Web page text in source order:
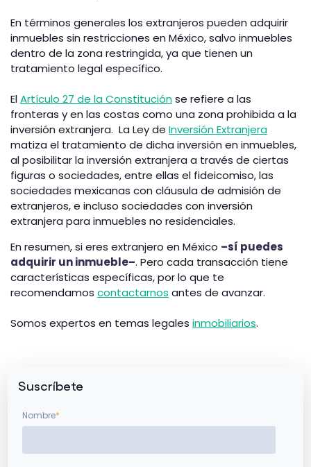
En términos generales los extranjeros pueden adquirir
inmuebles sin restricciones en México, salvo inmuebles
dentro de la zona restringida, ya que tienen un
tratamiento legal específico.
ElArtículo 27 de la Constituciónse refiere a las
fronteras y en las costas como una zona prohibida a la
inversión extranjera. La Ley de Inversión Extranjera
matiza el tratamiento de dicha inversión en inmuebles,
al posibilitar la inversión extranjera a través de ciertas
figuras o sociedades, entre ellas el fideicomiso, las
sociedades mexicanas con cláusula de admisión de
extranjeros, e incluso sociedades con inversión
extranjera para inmuebles no residenciales.
En resumen, si eres extranjero en México –sí puedes
adquirir un inmueble–. Pero cada transacción tiene
características específicas, por lo que te
recomendamos contactarnos antes de avanzar.
Somos expertos en temas legales inmobiliarios.
Suscríbete
Nombre*